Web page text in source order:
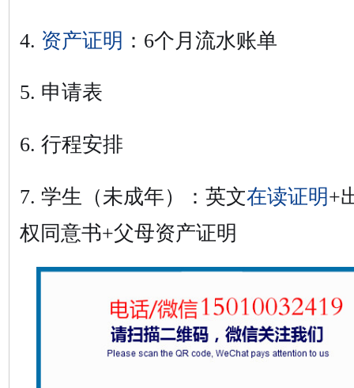
4. 资产证明 ： 6个月流水账单
5. 申请表
6. 行程安排
7. 学生（未成年）：英文在读证明+
权同意书+父母资产证明